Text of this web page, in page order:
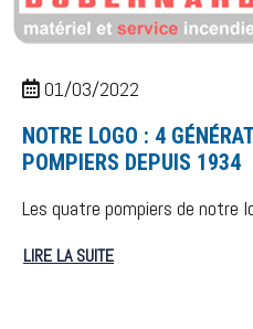
01/03/2022
NOTRE LOGO : 4
POMPIERS DEPUIS 1934
Les quatre pompiers de notre
LIRE LA SUITE